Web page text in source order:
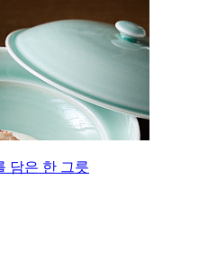
담은 한 그릇